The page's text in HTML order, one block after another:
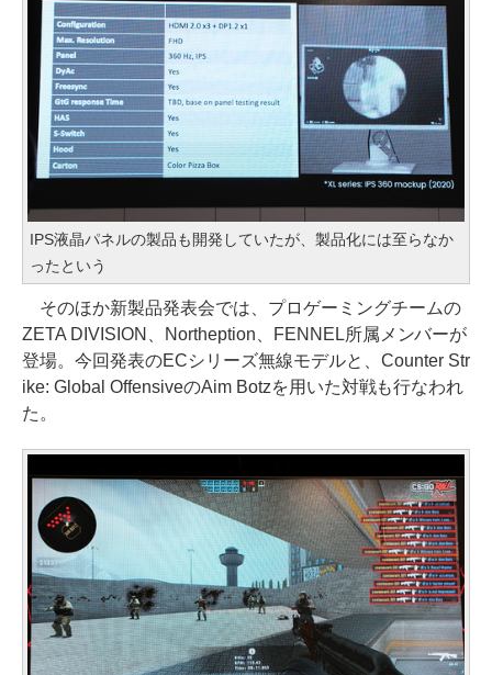
IPS液晶パネルの製品も開発していたが、製品化には至らなか
ったという
そのほか新製品発表会では、プロゲーミングチームの
ZETA DIVISION、Northeption、FENNEL所属メンバーが
登場。今回発表のECシリーズ無線モデルと、Counter Str
ike: Global OffensiveのAim Botzを用いた対戦も行なわれ
た。